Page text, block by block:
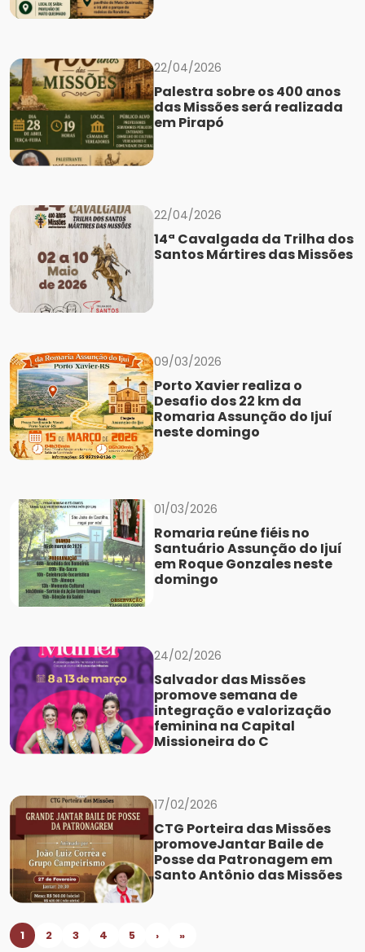
22/04/2026
Palestra sobre os 400 anos
das Missões será realizada
em Pirapó
22/04/2026
14ª Cavalgada da Trilha dos
Santos Mártires das Missões
09/03/2026
Porto Xavier realiza o
Desafio dos 22 km da
Romaria Assunção do Ijuí
neste domingo
01/03/2026
Romaria reúne fiéis no
Santuário Assunção do Ijuí
em Roque Gonzales neste
domingo
24/02/2026
Salvador das Missões
promove semana de
integração e valorização
feminina na Capital
Missioneira do C
17/02/2026
CTG Porteira das Missões
promoveJantar Baile de
Posse da Patronagem em
Santo Antônio das Missões
1 2 3 4 5 › »